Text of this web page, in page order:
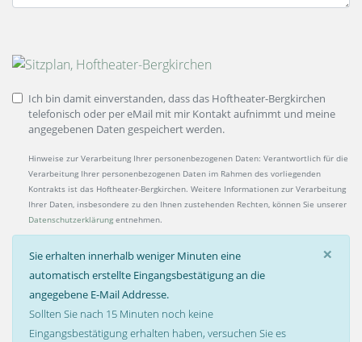
Bild
Ich bin damit einverstanden, dass das Hoftheater-Bergkirchen
telefonisch oder per eMail mit mir Kontakt aufnimmt und meine
angegebenen Daten gespeichert werden.
Hinweise zur Verarbeitung Ihrer personenbezogenen Daten: Verantwortlich für die
Verarbeitung Ihrer personenbezogenen Daten im Rahmen des vorliegenden
Kontrakts ist das Hoftheater-Bergkirchen. Weitere Informationen zur Verarbeitung
Ihrer Daten, insbesondere zu den Ihnen zustehenden Rechten, können Sie unserer
Datenschutzerklärung entnehmen.
×
Sie erhalten innerhalb weniger Minuten eine
automatisch erstellte Eingangsbestätigung an die
angegebene E-Mail Addresse.
Sollten Sie nach 15 Minuten noch keine
Eingangsbestätigung erhalten haben, versuchen Sie es